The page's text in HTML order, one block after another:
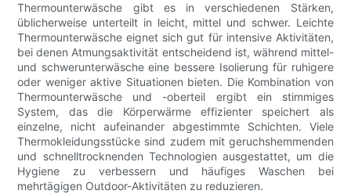
Thermounterwäsche gibt es in verschiedenen Stärken,
üblicherweise unterteilt in leicht, mittel und schwer. Leichte
Thermounterwäsche eignet sich gut für intensive Aktivitäten,
bei denen Atmungsaktivität entscheidend ist, während mittel-
und schwerunterwäsche eine bessere Isolierung für ruhigere
oder weniger aktive Situationen bieten. Die Kombination von
Thermounterwäsche und -oberteil ergibt ein stimmiges
System, das die Körperwärme effizienter speichert als
einzelne, nicht aufeinander abgestimmte Schichten. Viele
Thermokleidungsstücke sind zudem mit geruchshemmenden
und schnelltrocknenden Technologien ausgestattet, um die
Hygiene zu verbessern und häufiges Waschen bei
mehrtägigen Outdoor-Aktivitäten zu reduzieren.